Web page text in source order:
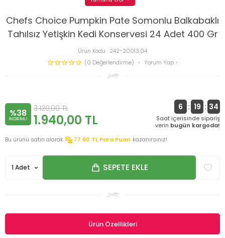
Chefs Choice Pumpkin Pate Somonlu Balkabaklı
Tahılsız Yetişkin Kedi Konservesi 24 Adet 400 Gr
Ürün Kodu : 242-20013.04
(0 Değerlendirme)
Yorum Yap
%38
INDIRIMLI
3.120,00TL
1.940,00 TL
6 : 19 : 33
Saat içerisinde sipariş
verin bugün kargoda!
Bu ürünü satın alarak
77.60 TL Para Puan kazanırsınız!
SEPETE EKLE
Ürün Özellikleri